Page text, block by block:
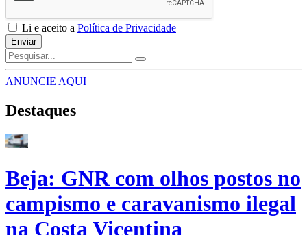
Li e aceito a Política de Privacidade
Enviar
ANUNCIE AQUI
Destaques
Beja: GNR com olhos postos no
campismo e caravanismo ilegal
na Costa Vicentina